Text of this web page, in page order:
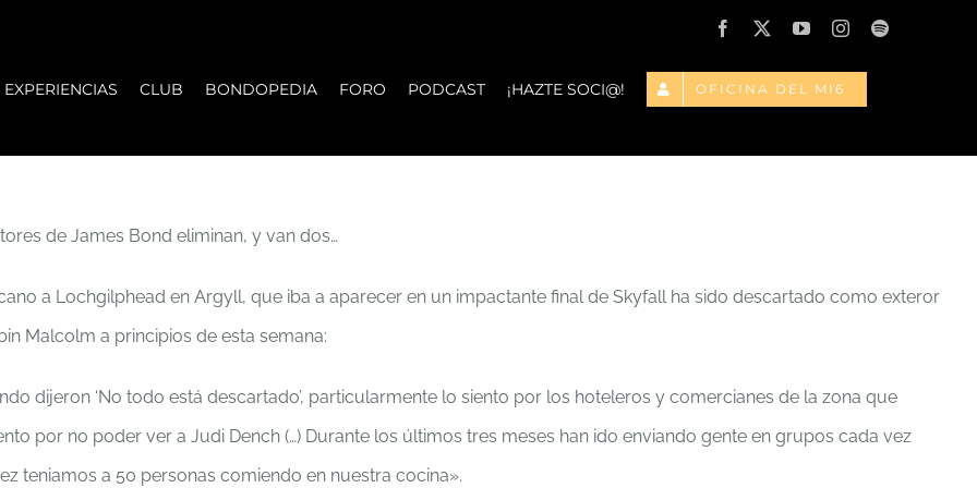
Facebook
X YouTubeInstagramSpotify
EXPERIENCIAS CLUB BONDOPEDIA FORO PODCAST ¡HAZTE SOCI@! OFICINA DEL MI6
de James Bond eliminan, y van dos…
a Lochgilphead en Argyll, que iba a aparecer en un impactante final de Skyfall ha sido descartado como exteror
Malcolm a principios de esta semana:
dijeron ‘No todo está descartado’, particularmente lo siento por los hoteleros y comercianes de la zona que
por no poder ver a Judi Dench (…) Durante los últimos tres meses han ido enviando gente en grupos cada vez
teniamos a 50 personas comiendo en nuestra cocina».